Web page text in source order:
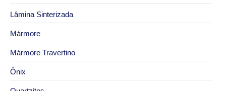
Lâmina Sinterizada
Mármore
Mármore Travertino
Ônix